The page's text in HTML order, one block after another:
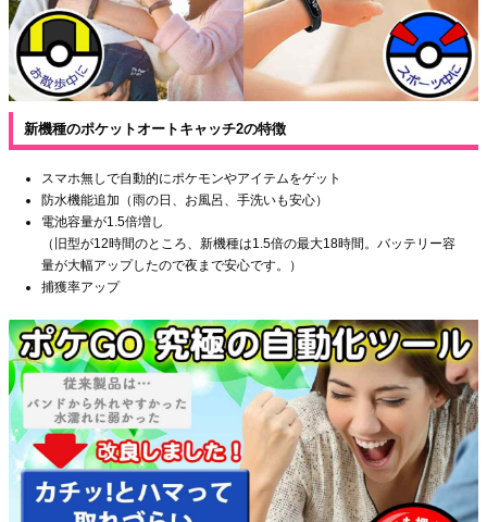
新機種のポケットオートキャッチ2の特徴
スマホ無しで自動的にポケモンやアイテムをゲット
防水機能追加（雨の日、お風呂、手洗いも安心）
電池容量が1.5倍増し
（旧型が12時間のところ、新機種は1.5倍の最大18時間。バッテリー容
量が大幅アップしたので夜まで安心です。）
捕獲率アップ